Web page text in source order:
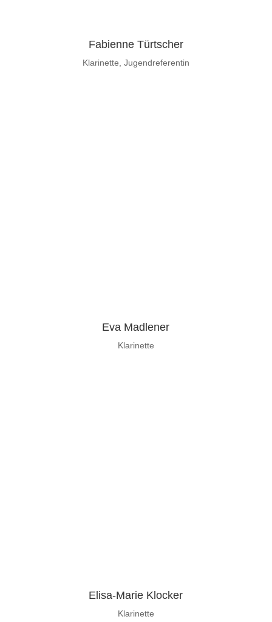
Fabienne Türtscher
Klarinette, Jugendreferentin
Eva Madlener
Klarinette
Elisa-Marie Klocker
Klarinette